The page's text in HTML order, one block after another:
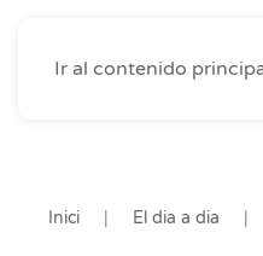
Ir al contenido
Inici El dia a dia